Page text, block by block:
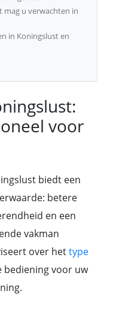
mag u verwachten in
in Koningslust en
voor
biedt een
betere
en een
vakman
over hettype
bediening voor uw